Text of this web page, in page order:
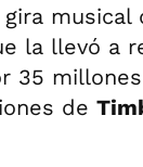
gira musical
la llevó a
35
de